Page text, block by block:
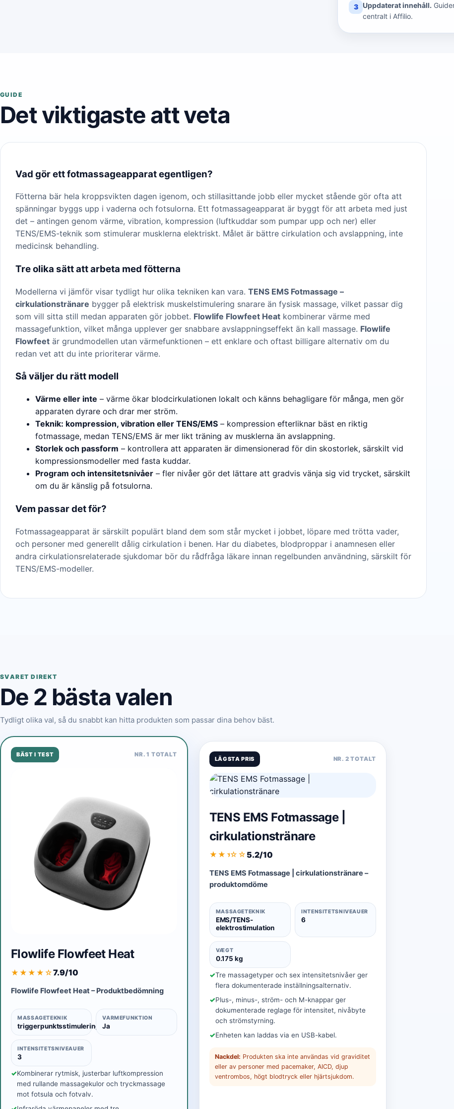
3 Uppdaterat innehåll.
centralt i Affilio.
GUIDE
Det viktigaste att veta
Vad gör ett fotmassageapparat egentligen?
Fötterna bär hela kroppsvikten dagen igenom, och stillasittande jobb eller mycket stående gör ofta att
spänningar byggs upp i vaderna och fotsulorna. Ett fotmassageapparat är byggt för att arbeta med just
det – antingen genom värme, vibration, kompression (luftkuddar som pumpar upp och ner) eller
TENS/EMS-teknik som stimulerar musklerna elektriskt. Målet är bättre cirkulation och avslappning, inte
medicinsk behandling.
Tre olika sätt att arbeta med fötterna
Modellerna vi jämför visar tydligt hur olika tekniken kan vara. TENS EMS Fotmassage –
cirkulationstränare bygger på elektrisk muskelstimulering snarare än fysisk massage, vilket passar dig
som vill sitta still medan apparaten gör jobbet. Flowlife Flowfeet Heat kombinerar värme med
massagefunktion, vilket många upplever ger snabbare avslappningseffekt än kall massage. Flowlife
Flowfeet är grundmodellen utan värmefunktionen – ett enklare och oftast billigare alternativ om du
redan vet att du inte prioriterar värme.
Så väljer du rätt modell
Värme eller inte – värme ökar blodcirkulationen lokalt och känns behagligare för många, men gör
apparaten dyrare och drar mer ström.
Teknik: kompression, vibration eller TENS/EMS – kompression efterliknar bäst en riktig
fotmassage, medan TENS/EMS är mer likt träning av musklerna än avslappning.
Storlek och passform – kontrollera att apparaten är dimensionerad för din skostorlek, särskilt vid
kompressionsmodeller med fasta kuddar.
Program och intensitetsnivåer – fler nivåer gör det lättare att gradvis vänja sig vid trycket, särskilt
om du är känslig på fotsulorna.
Vem passar det för?
Fotmassageapparat är särskilt populärt bland dem som står mycket i jobbet, löpare med trötta vader,
och personer med generellt dålig cirkulation i benen. Har du diabetes, blodproppar i anamnesen eller
andra cirkulationsrelaterade sjukdomar bör du rådfråga läkare innan regelbunden användning, särskilt för
TENS/EMS-modeller.
SVARET DIREKT
De 2 bästa valen
Tydligt olika val, så du snabbt kan hitta produkten som passar dina behov bäst.
BÄST I TEST NR. 1 TOTALT
Flowlife Flowfeet Heat
★★★★ ☆7.9/10
Flowlife Flowfeet Heat – Produktbedömning
MASSAGETEKNIK
triggerpunktsstimulering
VARMEFUNKTION
Ja
INTENSITETSNIVEAUER
3
Kombinerar rytmisk, justerbar luftkompression
med rullande massagekulor och tryckmassage
mot fotsula och fotvalv.
LÄGSTA PRIS NR. 2 TOTALT
TENS EMS Fotmassage |
cirkulationstränare
★★ ★☆☆ 5.2/10
TENS EMS Fotmassage | cirkulationstränare –
produktomdöme
MASSAGETEKNIK
EMS/TENS-
elektrostimulation
INTENSITETSNIVEAUER
6
VÆGT
0.175 kg
Tre massagetyper och sex intensitetsnivåer ger
flera dokumenterade inställningsalternativ.
Plus-, minus-, ström- och M-knappar ger
dokumenterade reglage för intensitet, nivåbyte
och strömstyrning.
Enheten kan laddas via en USB-kabel.
Nackdel: Produkten ska inte användas vid graviditet
eller av personer med pacemaker, AICD, djup
ventrombos, högt blodtryck eller hjärtsjukdom.